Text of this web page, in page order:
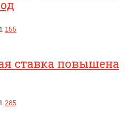
155
ставка повышена
285